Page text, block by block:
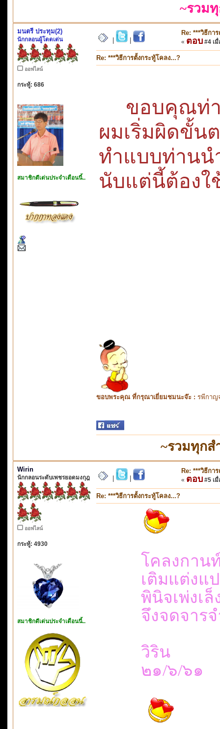
~รวม
มนตรี ประทุม(2)
นักกลอนผู้โดดเด่น
ออฟไลน์
กระทู้: 686
สมาชิกดีเด่นประจำเดือนนี้..
Re: ***วิธีกา
« ตอบ #4 เมื่
Re: ***วิธีการตั้งกระทู้โคลง...?
ขอบคุณท่
ผมเริ่มผิ
ทำแบบท่า
นับแต่นี้ต้
ขอบพระคุณ ที่กรุณาเยี่ยมชมนะจ๊ะ : รพีกาญ
~รวมทุก
Wirin
นักกลอนระดับเพชรยอดมงกุฎ
ออฟไลน์
กระทู้: 4930
สมาชิกดีเด่นประจำเดือนนี้..
Re: ***วิธีกา
« ตอบ #5 เมื่
Re: ***วิธีการตั้งกระทู้โคลง...?
โคลงกา
เติมแต่ง
พินิจเพ่
จึงจดจ
วิริน
๒๑/๖/๖๑